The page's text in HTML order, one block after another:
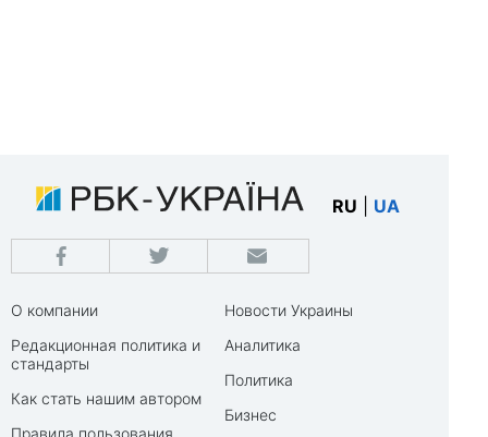
RU UA
О компании
Редакционная политика и
стандарты
Как стать нашим автором
Правила пользования
Новости Украины
Аналитика
Политика
Бизнес